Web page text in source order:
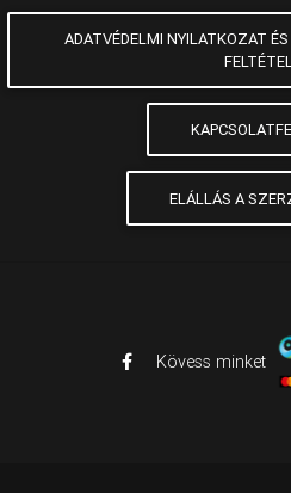
ADATVÉDELMI NYILATKOZAT
ELÁLLÁS A
Kövess minket